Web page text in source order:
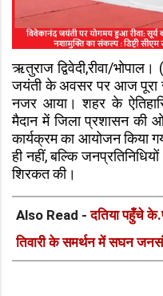
ऋतुराज द्विवेदी,रीवा/
जयंती के अवसर पर आज पूरा
नजर आया। शहर के
मैदान में जिला प्रशासन की
कार्यक्रम का आयोजन किया
ही नहीं, बल्कि
शिरकत की।
Also Read -दतिया पहुँचे
तिवारी के समर्थन में सघन